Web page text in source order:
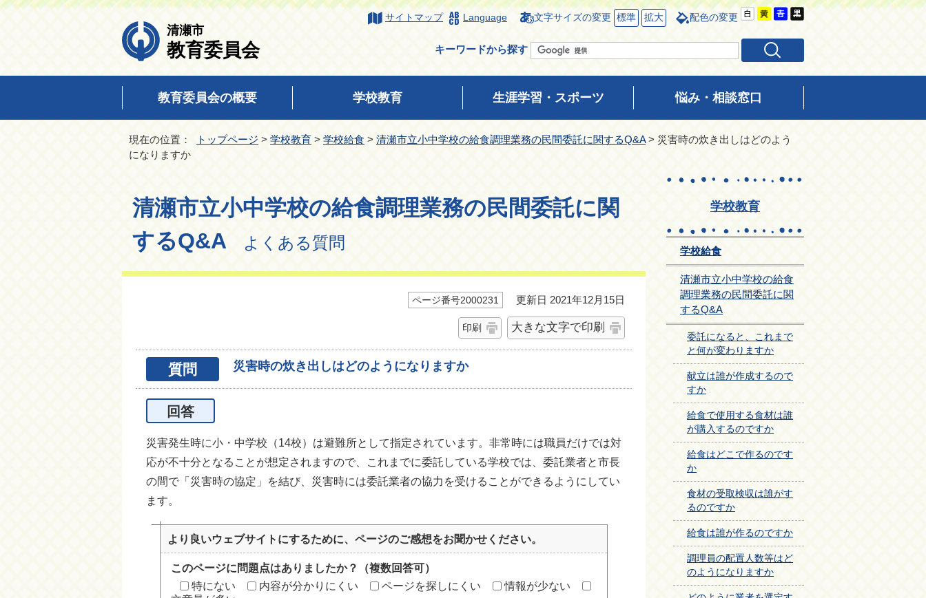
清瀬市
教育委員会
サイトマップ Language 文字サイズの変更 標準 拡大 配色の変更
キーワードから探す
教育委員会の概要 学校教育 生涯学習・スポーツ 悩み・相談窓口
現在の位置： トップページ > 学校教育 > 学校給食 > 清瀬市立小中学校の給食調理業務の民間委託に関するQ&A> 災害時の炊き出しはどのよう
になりますか
清瀬市立小中学校の給食調理業務の民間委託に関
するQ&A よくある質問
ページ番号2000231 更新日 2021年12月15日
印刷 大きな文字で印刷
質問 災害時の炊き出しはどのようになりますか
回答
災害発生時に小・中学校（14校）は避難所として指定されています。非常時には職員だけでは対
応が不十分となることが想定されますので、これまでに委託している学校では、委託業者と市長
の間で「災害時の協定」を結び、災害時には委託業者の協力を受けることができるようにしてい
ます。
より良いウェブサイトにするために、ページのご感想をお聞かせください。
このページに問題点はありましたか？（複数回答可）
特にない
内容が分かりにくい ページを探しにくい
情報が少ない
学校教育
学校給食
清瀬市立小中学校の給食
調理業務の民間委託に関
するQ&A
委託になると、これまで
と何が変わりますか
献立は誰が作成するので
すか
給食で使用する食材は誰
が購入するのですか
給食はどこで作るのです
か
食材の受取検収は誰がす
るのですか
給食は誰が作るのですか
調理員の配置人数等はど
のようになりますか